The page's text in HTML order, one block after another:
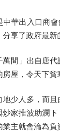
出入口商會
享了政府最新
」出自唐代
房屋，令天下貧
人多，而且由
炒家推波助瀾
業主就會淪為負